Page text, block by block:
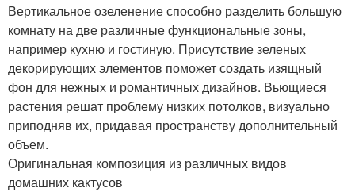
Вертикальное озеленение способно разделить большую
комнату на две различные функциональные зоны,
например кухню и гостиную. Присутствие зеленых
декорирующих элементов поможет создать изящный
фон для нежных и романтичных дизайнов. Вьющиеся
растения решат проблему низких потолков, визуально
приподняв их, придавая пространству дополнительный
объем.
Оригинальная композиция из различных видов
домашних кактусов